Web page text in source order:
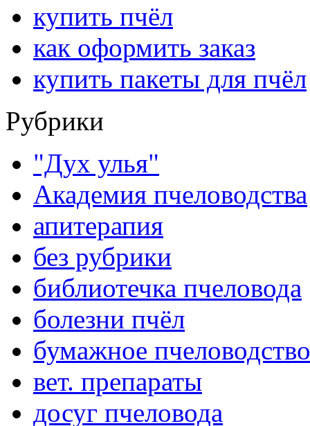
купить пчёл
как оформить заказ
купить пакеты для пчёл
Рубрики
"Дух улья"
Академия пчеловодства
апитерапия
без рубрики
библиотечка пчеловода
болезни пчёл
бумажное пчеловодство
вет. препараты
досуг пчеловода